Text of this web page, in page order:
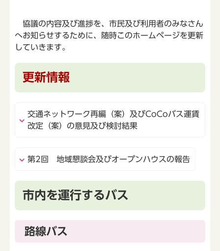
協議の内容及び進捗を、市民及び利用者のみなさん
へお知らせするために、随時このホームページを更新
していきます。
更新情報
交通ネットワーク再編（案）及びCoCoバス運賃
改定（案）の意見及び検討結果
第2回 地域懇談会及びオープンハウスの報告
市内を運行するバス
路線バス